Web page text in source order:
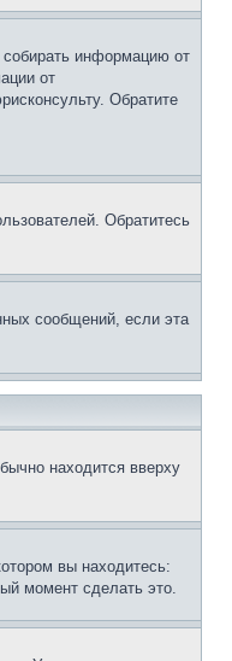
собирать информацию от
от
Обратите
Обратитесь
сообщений, если эта
находится вверху
вы находитесь:
момент сделать это.